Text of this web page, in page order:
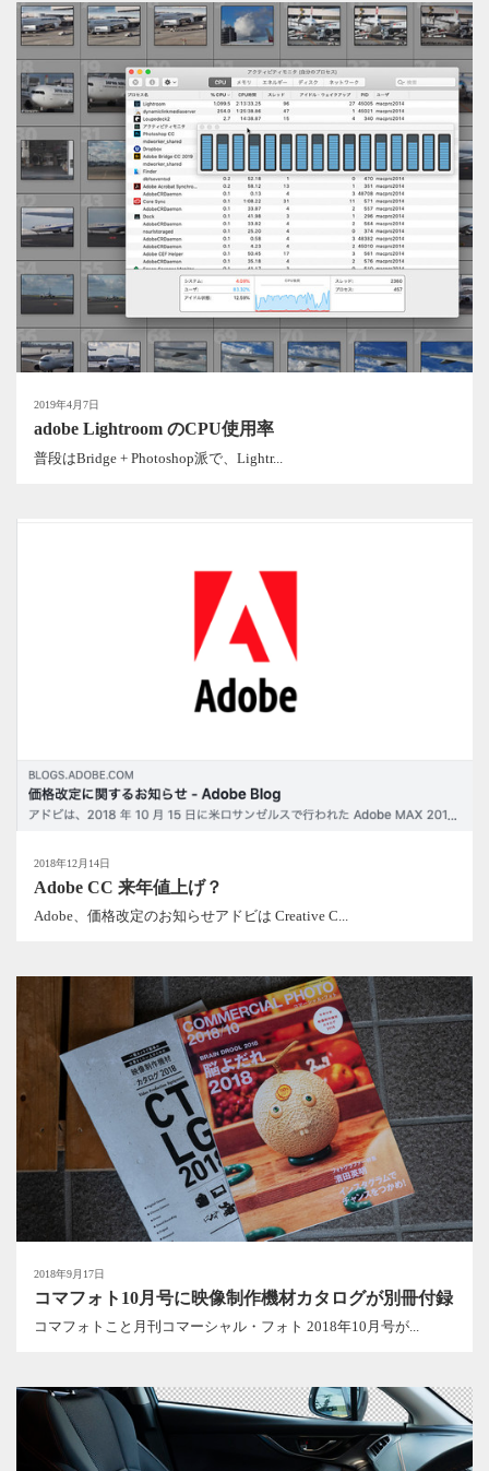
2019年4月7日
adobe Lightroom のCPU使用率
普段はBridge + Photoshop派で、Lightr...
2018年12月14日
Adobe CC 来年値上げ？
Adobe、価格改定のお知らせアドビは Creative C...
2018年9月17日
コマフォト10月号に映像制作機材カタログが別冊付録
コマフォトこと月刊コマーシャル・フォト 2018年10月号が...